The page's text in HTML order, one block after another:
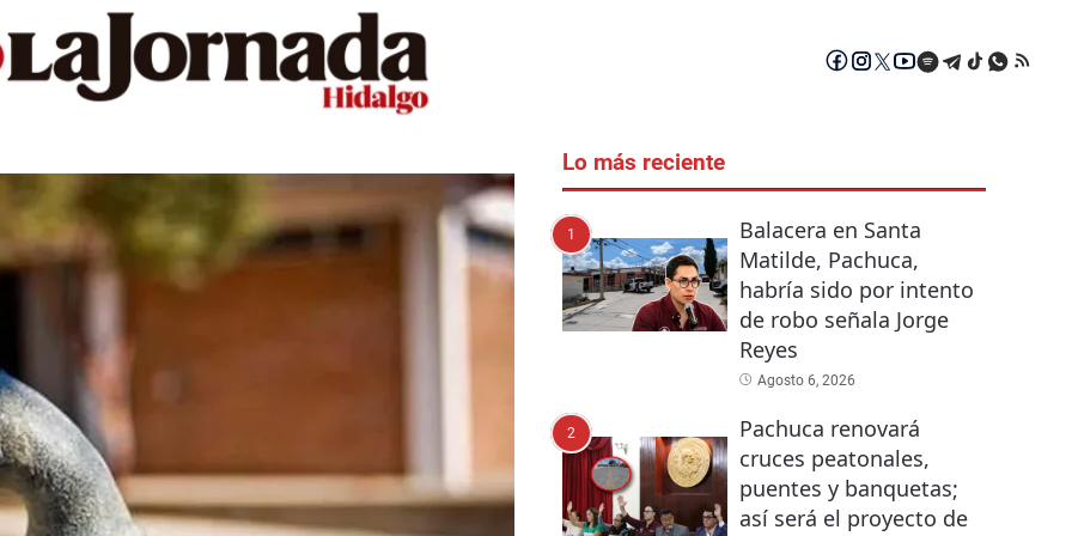
Lo más reciente
1
Balacera en Santa
Matilde, Pachuca,
habría sido por intento
de robo señala Jorge
Reyes
Agosto 6, 2026
2
Pachuca renovará
cruces peatonales,
puentes y banquetas;
así será el proyecto de